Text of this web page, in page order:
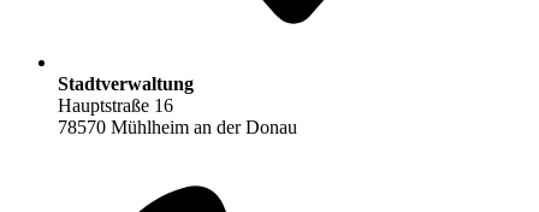
Stadtverwaltung
Hauptstraße 16
78570 Mühlheim an der Donau